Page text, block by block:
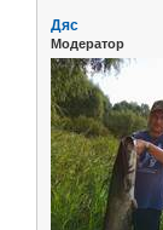
Дяс
Модератор